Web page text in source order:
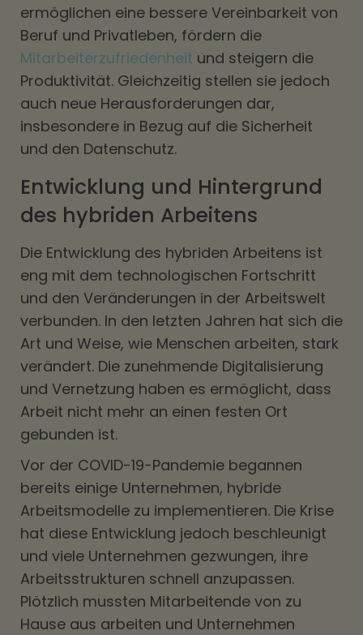
ermöglichen eine bessere Vereinbarkeit von
Beruf und Privatleben, fördern die
Mitarbeiterzufriedenheit und steigern die
Produktivität. Gleichzeitig stellen sie jedoch
auch neue Herausforderungen dar,
insbesondere in Bezug auf die Sicherheit
und den Datenschutz.
Entwicklung und Hintergrund
des hybriden Arbeitens
Die Entwicklung des hybriden Arbeitens ist
eng mit dem technologischen Fortschritt
und den Veränderungen in der Arbeitswelt
verbunden. In den letzten Jahren hat sich die
Art und Weise, wie Menschen arbeiten, stark
verändert. Die zunehmende Digitalisierung
und Vernetzung haben es ermöglicht, dass
Arbeit nicht mehr an einen festen Ort
gebunden ist.
Vor der COVID-19-Pandemie begannen
bereits einige Unternehmen, hybride
Arbeitsmodelle zu implementieren. Die Krise
hat diese Entwicklung jedoch beschleunigt
und viele Unternehmen gezwungen, ihre
Arbeitsstrukturen schnell anzupassen.
Plötzlich mussten Mitarbeitende von zu
Hause aus arbeiten und Unternehmen